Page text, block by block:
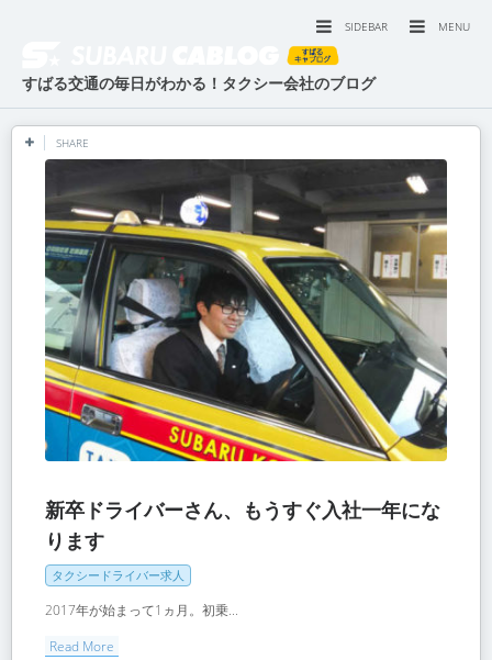
MENU
SIDEBAR
すばる交通の毎日がわかる！タクシー会社のブログ
SHARE
新卒ドライバーさん、もうすぐ入社一年にな
ります
タクシードライバー求人
2017年が始まって1ヵ月。初乗...
Read More